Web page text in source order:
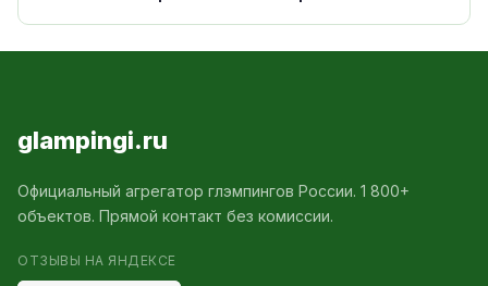
glampingi.ru
Официальный агрегатор глэмпингов России. 1 800+
объектов. Прямой контакт без комиссии.
ОТЗЫВЫ НА ЯНДЕКСЕ